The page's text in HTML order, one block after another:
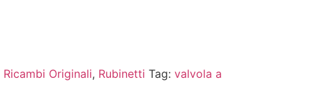
Ricambi Originali, Rubinetti Tag: valvola a